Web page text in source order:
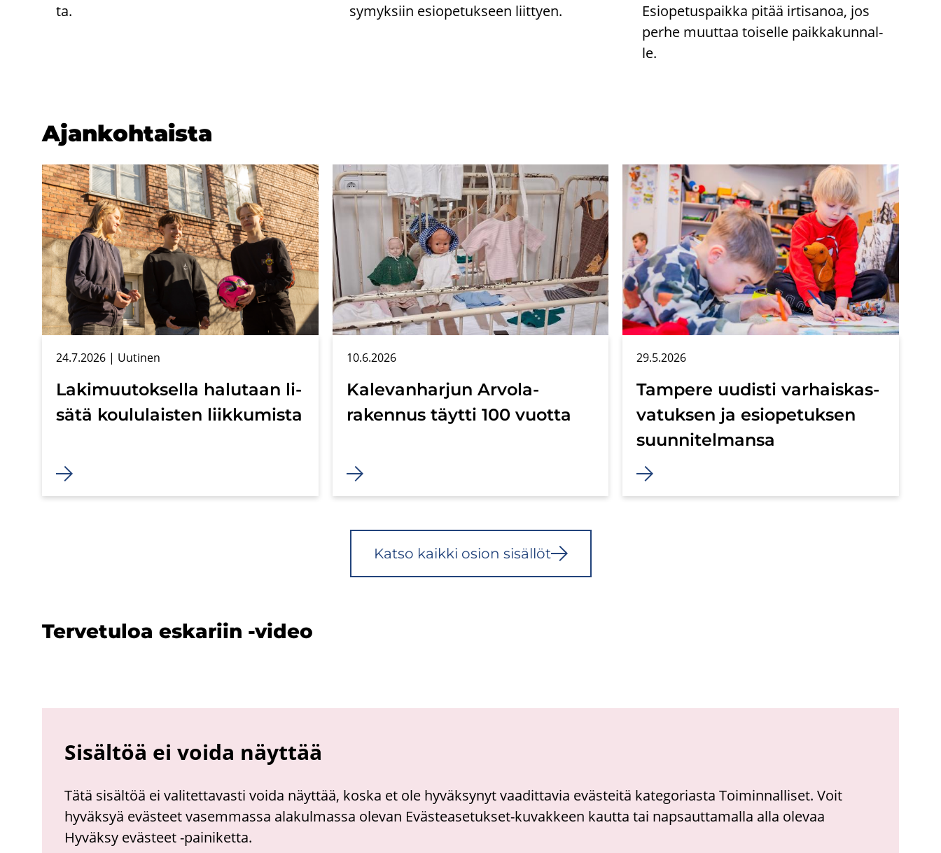
ta.
sy­myk­siin esio­pe­tuk­seen liit­tyen.
Esio­pe­tus­paik­ka pitää ir­ti­sa­noa, jos
perhe muut­taa toi­sel­le paik­ka­kun­nal­
le.
Ajan­koh­tais­ta
La­ki­muu­tok­sel­la ha­lu­taan li­
sä­tä kou­lu­lais­ten liik­ku­mis­ta
24.7.2026 | Uu­ti­nen
Ka­le­van­har­jun Arvola-​
rakennus täyt­ti 100 vuot­ta
10.6.2026
Tam­pe­re uu­dis­ti var­hais­kas­
va­tuk­sen ja esio­pe­tuk­sen
suun­ni­tel­man­sa
29.5.2026
Katso kaik­ki osion si­säl­löt
Ter­ve­tu­loa es­ka­riin -​video
Sisältöä ei voida näyttää
Tätä sisältöä ei valitettavasti voida näyttää, koska et ole hyväksynyt vaadittavia evästeitä kategoriasta Toiminnalliset. Voit
hyväksyä evästeet vasemmassa alakulmassa olevan Evästeasetukset-kuvakkeen kautta tai napsauttamalla alla olevaa
Hyväksy evästeet -painiketta.